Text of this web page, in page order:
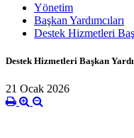
Yönetim
Başkan Yardımcıları
Destek Hizmetleri
Destek Hizmetleri Başkan
21 Ocak 2026